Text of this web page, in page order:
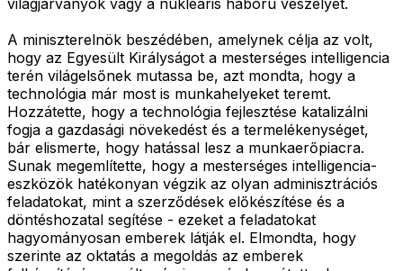
A miniszterelnök beszédében, amelynek célja az volt,
hogy az Egyesült Királyságot a mesterséges intelligencia
terén világelsőnek mutassa be, azt mondta, hogy a
technológia már most is munkahelyeket teremt.
Hozzátette, hogy a technológia fejlesztése katalizálni
fogja a gazdasági növekedést és a termelékenységet,
bár elismerte, hogy hatással lesz a munkaerőpiacra.
Sunak megemlítette, hogy a mesterséges intelligencia-
eszközök hatékonyan végzik az olyan adminisztrációs
feladatokat, mint a szerződések előkészítése és a
döntéshozatal segítése - ezeket a feladatokat
hagyományosan emberek látják el. Elmondta, hogy
szerinte az oktatás a megoldás az emberek